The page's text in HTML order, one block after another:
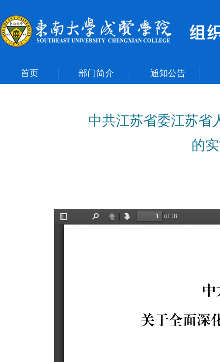
首页 部门简介 通知公告
中共江苏省委江苏省
的